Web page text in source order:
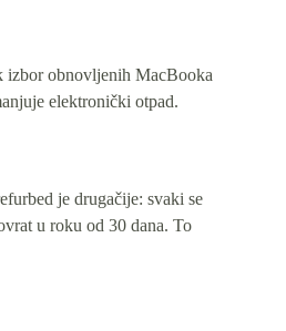
izbor obnovljenih MacBooka
elektronički otpad.
je drugačije: svaki se
u roku od 30 dana. To